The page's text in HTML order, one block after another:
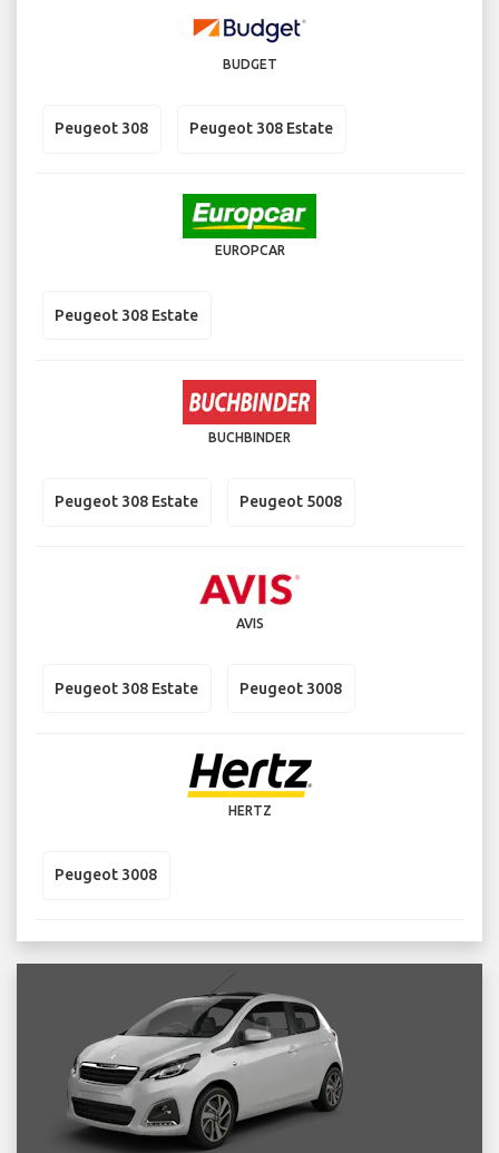
BUDGET
Peugeot 308 Peugeot 308 Estate
EUROPCAR
Peugeot 308 Estate
BUCHBINDER
Peugeot 308 Estate Peugeot 5008
AVIS
Peugeot 308 Estate Peugeot 3008
HERTZ
Peugeot 3008